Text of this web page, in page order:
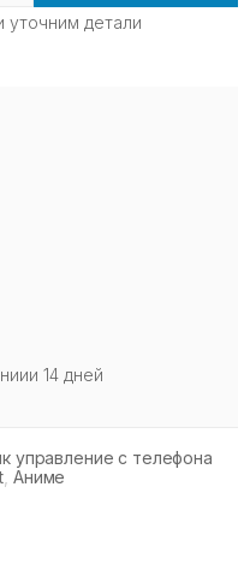
детали
14 дней
управление с телефона
, Аниме